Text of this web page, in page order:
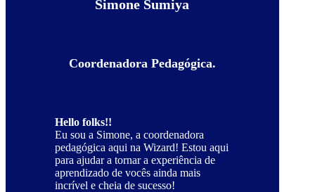
Simone Sumiya
Coordenadora Pedagógica.
Hello folks!!
Eu sou a Simone, a coordenadora
pedagógica aqui na Wizard! Estou aqui
para ajudar a tornar a experiência de
aprendizado de vocês ainda mais
incrível e cheia de sucesso!